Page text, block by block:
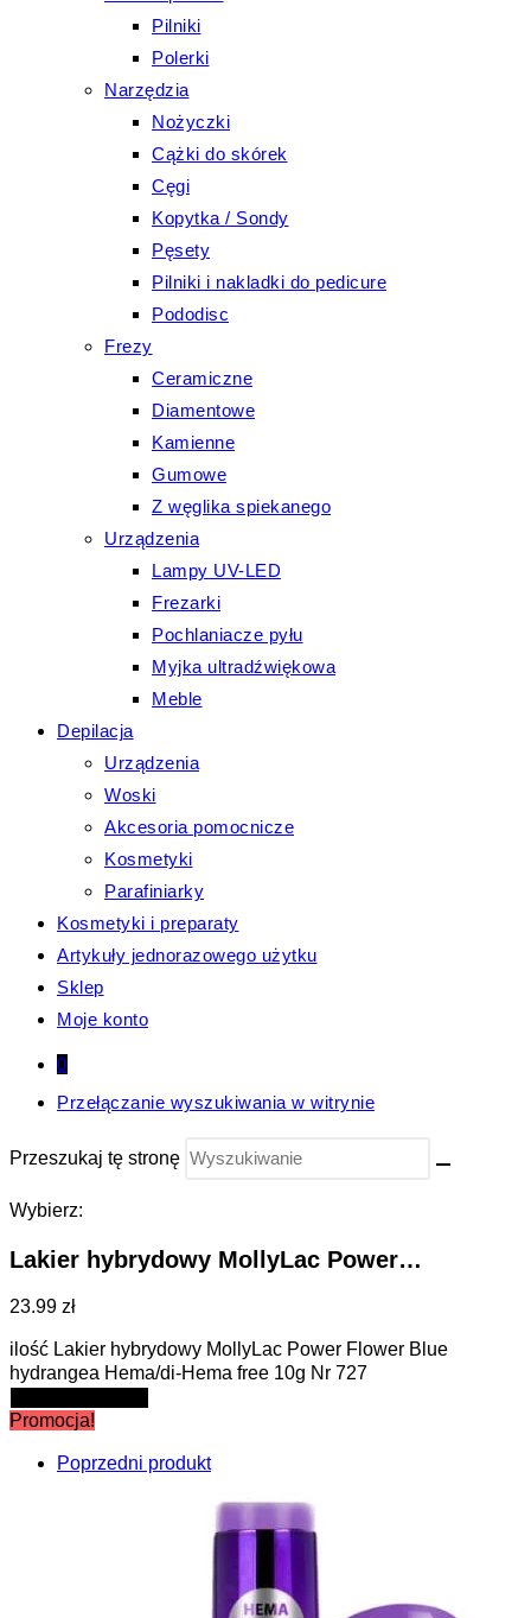
Pilniki
Polerki
Narzędzia
Nożyczki
Cążki do skórek
Cęgi
Kopytka / Sondy
Pęsety
Pilniki i nakladki do pedicure
Pododisc
Frezy
Ceramiczne
Diamentowe
Kamienne
Gumowe
Z węglika spiekanego
Urządzenia
Lampy UV-LED
Frezarki
Pochlaniacze pyłu
Myjka ultradźwiękowa
Meble
Depilacja
Urządzenia
Woski
Akcesoria pomocnicze
Kosmetyki
Parafiniarky
Kosmetyki i preparaty
Artykuły jednorazowego użytku
Sklep
Moje konto
0
Przełączanie wyszukiwania w witrynie
Przeszukaj tę stronę
Wybierz:
Lakier hybrydowy MollyLac Power…
23.99 zł
ilość Lakier hybrydowy MollyLac Power Flower Blue
hydrangea Hema/di-Hema free 10g Nr 727
Promocja!
Poprzedni produkt